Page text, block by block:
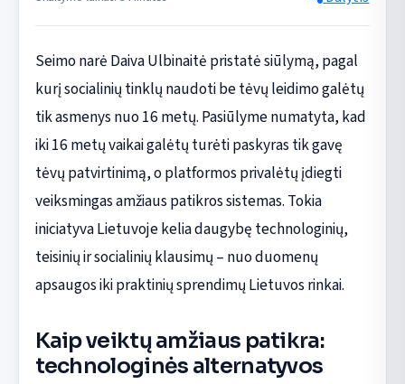
Seimo narė Daiva Ulbinaitė pristatė siūlymą, pagal
kurį socialinių tinklų naudoti be tėvų leidimo galėtų
tik asmenys nuo 16 metų. Pasiūlyme numatyta, kad
iki 16 metų vaikai galėtų turėti paskyras tik gavę
tėvų patvirtinimą, o platformos privalėtų įdiegti
veiksmingas amžiaus patikros sistemas. Tokia
iniciatyva Lietuvoje kelia daugybę technologinių,
teisinių ir socialinių klausimų – nuo duomenų
apsaugos iki praktinių sprendimų Lietuvos rinkai.
Kaip veiktų amžiaus patikra:
technologinės alternatyvos